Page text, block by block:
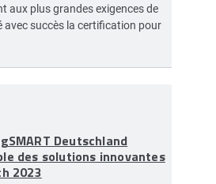
aux plus grandes exigences de
succès la certification pour
Deutschland
des solutions innovantes
2023